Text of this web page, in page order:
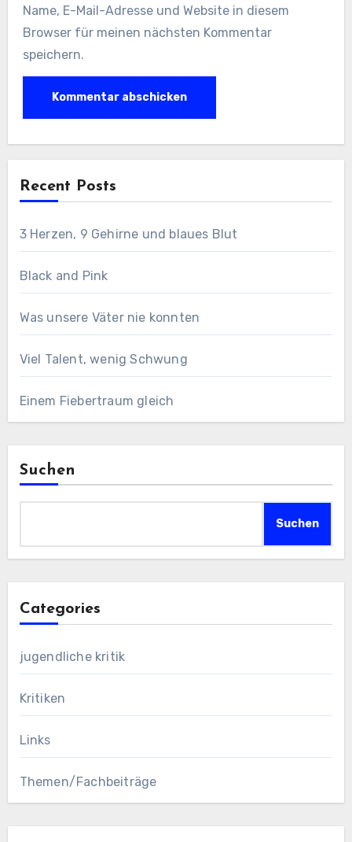
Name, E-Mail-Adresse und Website in diesem
Browser für meinen nächsten Kommentar
speichern.
Recent Posts
3 Herzen, 9 Gehirne und blaues Blut
Black and Pink
Was unsere Väter nie konnten
Viel Talent, wenig Schwung
Einem Fiebertraum gleich
Suchen
Suchen
Categories
jugendliche kritik
Kritiken
Links
Themen/Fachbeiträge